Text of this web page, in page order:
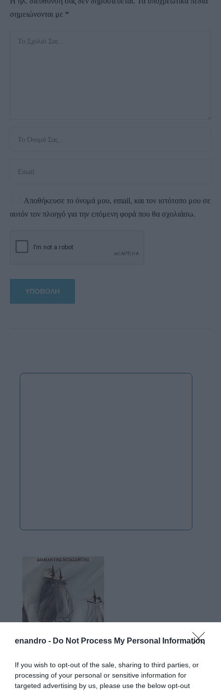
enandro - Do Not Process My Personal Information
If you wish to opt-out of the sale, sharing to third parties, or
processing of your personal or sensitive information for
targeted advertising by us, please use the below opt-out
σημειώνονται με *
Αποθήκευσε το όνομά μου, email, και τον ιστότοπο μου σε
αυτόν τον πλοηγό για την επόμενη φορά που θα σχολιάσω.